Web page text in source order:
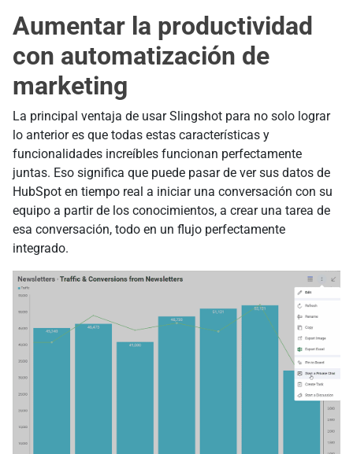
Aumentar la productividad
con automatización de
marketing
La principal ventaja de usar Slingshot para no solo lograr
lo anterior es que todas estas características y
funcionalidades increíbles funcionan perfectamente
juntas. Eso significa que puede pasar de ver sus datos de
HubSpot en tiempo real a iniciar una conversación con su
equipo a partir de los conocimientos, a crear una tarea de
esa conversación, todo en un flujo perfectamente
integrado.